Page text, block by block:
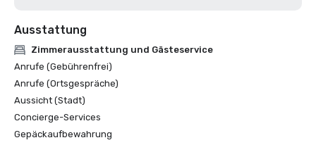
Ausstattung
Zimmerausstattung und Gästeservice
Anrufe (Gebührenfrei)
Anrufe (Ortsgespräche)
Aussicht (Stadt)
Concierge-Services
Gepäckaufbewahrung